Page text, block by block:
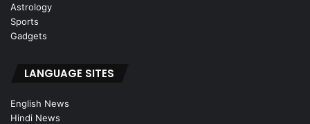
Astrology
Sports
Gadgets
LANGUAGE SITES
English News
Hindi News